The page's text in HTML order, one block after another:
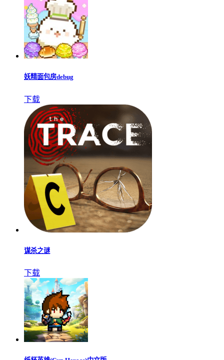
妖精面包房debug
下载
谋杀之谜
下载